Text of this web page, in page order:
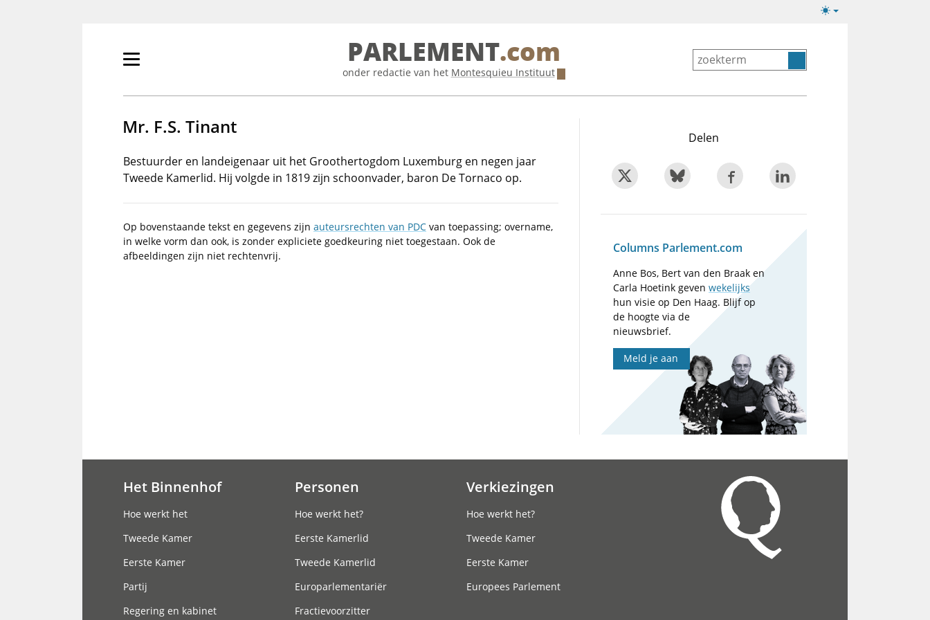
Lichte/donkere
Primair
tonen/verbergen
PARLEMENT.com
onder redactie van het Montesquieu Instituut
Mr. F.S. Tinant
Bestuurder en landeigenaar uit het Groothertogdom Luxemburg en negen jaar
Tweede Kamerlid. Hij volgde in 1819 zijn schoonvader, baron De Tornaco op.
Op bovenstaande tekst en gegevens zijn auteursrechten van PDC van toepassing; overname,
in welke vorm dan ook, is zonder expliciete goedkeuring niet toegestaan. Ook de
afbeeldingen zijn niet rechtenvrij.
Delen
Columns Parlement.com
Anne Bos, Bert van den Braak en
Carla Hoetink gevenwekelijks
hun visie op Den Haag. Blijf op
de hoogte via de
nieuwsbrief.
Meld je aan
Het Binnenhof
Hoe werkt het
Tweede Kamer
Eerste Kamer
Partij
Regering en kabinet
Personen
Hoe werkt het?
Eerste Kamerlid
Tweede Kamerlid
Europarlementariër
Fractievoorzitter
Verkiezingen
Hoe werkt het?
Tweede Kamer
Eerste Kamer
Europees Parlement